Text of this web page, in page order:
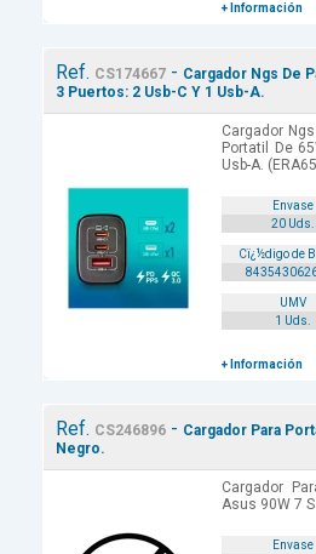
+ Información
Ref. CS174667 - Cargador Ngs De
3 Puertos: 2 Usb-C Y 1 Usb-A.
Cargador
Portatil De
Usb-A.
Envase
20 Uds.
Cï¿½digo de
UMV
1 Uds.
+ Información
Ref. CS246896 - Cargador Para
Negro.
Cargador
Asus 90W 7
Envase